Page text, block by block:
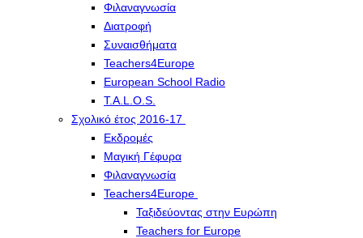
Φιλαναγνωσία
Διατροφή
Συναισθήματα
Teachers4Europe
European School Radio
T.A.L.O.S.
Σχολικό έτος 2016-17
Εκδρομές
Μαγική Γέφυρα
Φιλαναγνωσία
Teachers4Europe
Ταξιδεύοντας στην Ευρώπη
Teachers for Europe